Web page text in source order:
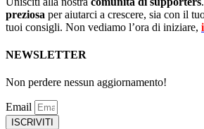
preziosa per aiutarci a crescere, sia con il
tuoi consigli. Non vediamo l’ora di iniziare,
NEWSLETTER
Non perdere nessun aggiornamento!
Email
ISCRIVITI